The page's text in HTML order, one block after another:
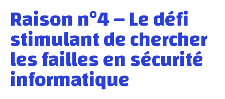
Raison n°4 – Le défi
stimulant de chercher
les failles en sécurité
informatique